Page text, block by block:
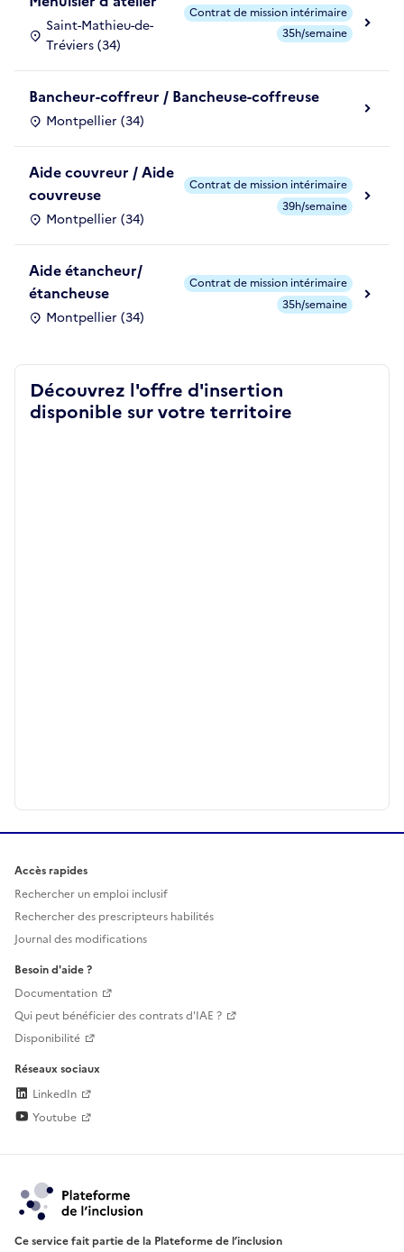
Saint-Mathieu-de-
Tréviers (34)
Contrat de mission intérimaire
35h/semaine
Bancheur-coffreur / Bancheuse-coffreuse
Montpellier (34)
Aide couvreur / Aide
couvreuse
Montpellier (34)
Contrat de mission intérimaire
39h/semaine
Aide étancheur/
étancheuse
Montpellier (34)
Contrat de mission intérimaire
35h/semaine
Découvrez l'offre d'insertion
disponible sur votre territoire
Accès rapides
Rechercher un emploi inclusif
Rechercher des prescripteurs habilités
Journal des modifications
Besoin d'aide ?
Documentation
Qui peut bénéficier des contrats d'IAE ?
Disponibilité
Réseaux sociaux
LinkedIn
Youtube
Ce service fait partie de la Plateforme de l’inclusion